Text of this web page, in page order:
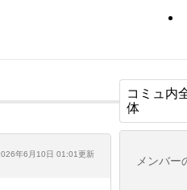
コミュ内
体
年6月10日 01:01更新
メンバー